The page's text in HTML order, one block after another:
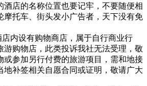
酒店的名称位置也要记牢，不要随便相
摩托车、街头发小广告者，天下没有免
内设有购物商店，属于自行商业行
游购物店，此类投诉我社无法受理，敬
或参加另行付费的旅游项目，需和地接
地补签相关自愿合同或证明，敬请广大